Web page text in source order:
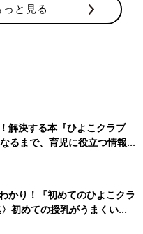
ップ。サッカー生地なの
にくいのが特徴です◎。ト
、着まわし力もバッチリ！
ン×花柄のワンピース
と見る
解決する本『ひよこクラブ
るまで、育児に役立つ情報が
かり！『初めてのひよこクラ
初めての授乳がうまくい
基本と夏のトラブル 解決テ